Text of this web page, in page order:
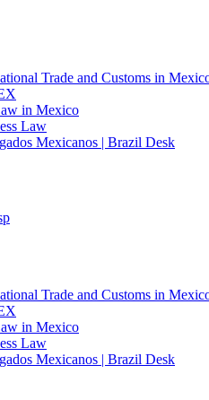
Trade and Customs in
in Mexico
Law
Mexicanos | Brazil Desk
Trade and Customs in
in Mexico
Law
Mexicanos | Brazil Desk